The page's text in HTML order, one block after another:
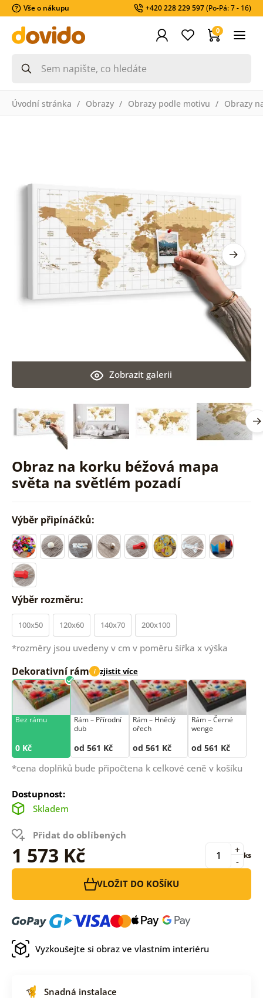
Vše o nákupu +420 228 229 597(Po-Pá: 7 - 16)
0
Úvodní stránka Obrazy Obrazy podle motivu Obrazy
Obraz na korku béžová mapa
světa na světlém pozadí
Zobrazit galerii
Výběr připínáčků:
Výběr rozměru:
100x50 120x60 140x70 200x100
*rozměry jsou uvedeny v cm v poměru šířka x výška
Dekorativní rám i zjistit více
Bez rámu
0 Kč
Rám –⁠⁠⁠⁠⁠⁠ Přírodní
dub
od 561 Kč
Rám –⁠⁠⁠⁠⁠⁠ Hnědý
ořech
od 561 Kč
Rám –⁠⁠⁠⁠⁠⁠ Černé
wenge
od 561 Kč
*cena doplňků bude připočtena k celkové ceně v košíku
Dostupnost:
Skladem
Přidat do oblíbených
1 573 Kč -
+ ks
VLOŽIT DO KOŠÍKU
Vyzkoušejte si obraz ve vlastním interiéru
Snadná instalace